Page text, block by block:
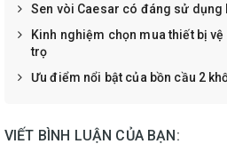
Sen vòi Caesar có đáng sử dụng
Kinh nghiệm chọn mua thiết bị
trọ
Ưu điểm nổi bật của bồn cầu 2
VIẾT BÌNH LUẬN CỦA BẠN: